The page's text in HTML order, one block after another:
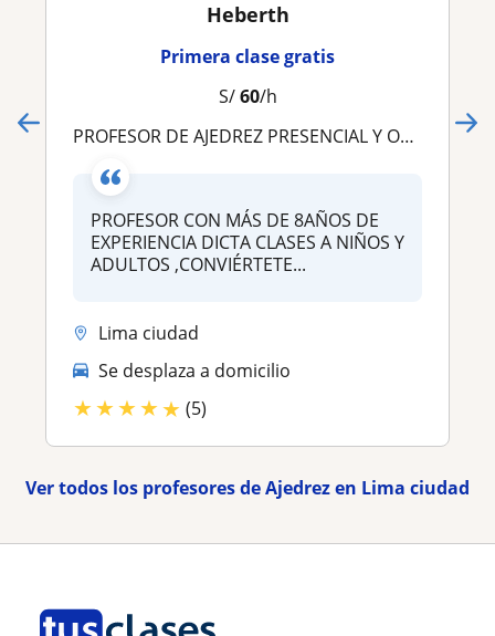
Heberth
Primera clase gratis
S/60/h
PROFESOR DE AJEDREZ PRESENCIAL Y ONLINE EN LIMA
PROFESOR CON MÁS DE 8AÑOS DE
EXPERIENCIA DICTA CLASES A NIÑOS Y
ADULTOS ,CONVIÉRTETE...
Lima ciudad
Se desplaza a domicilio
★★★★★ (5)
Ver todos los profesores de Ajedrez en Lima ciudad